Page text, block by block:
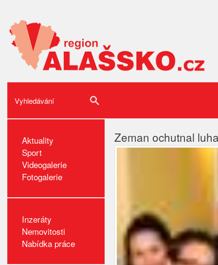
Aktuality
Sport
Videogalerie
Fotogalerie
Inzeráty
Nemovitosti
Nabídka práce
Zeman ochutnal